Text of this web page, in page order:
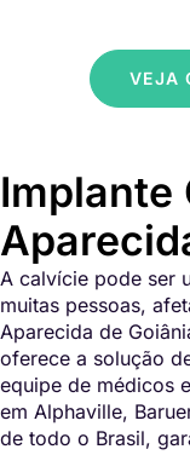
VEJA
Implante
A calvície pode ser
muitas pessoas,
Aparecida de
oferece a solução
equipe de médicos
em Alphaville,
de todo o Brasil,